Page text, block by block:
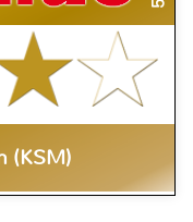
(KSM)